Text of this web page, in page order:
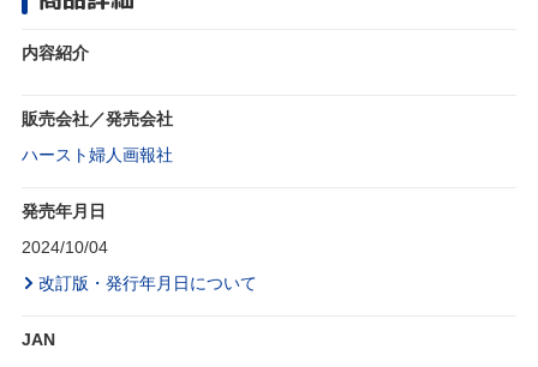
内容紹介
販売会社／発売会社
ハースト婦人画報社
発売年月日
2024/10/04
改訂版・発行年月日について
JAN